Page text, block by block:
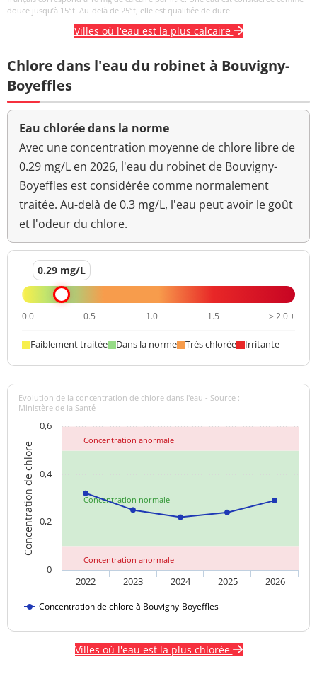
Température de l'eau 10,0 °C
Titre hydrotimétrique 29,27 °f
Turbidité
néphélométrique NFU
<=2 NFU
douce jusqu’à 15°f. Au-delà de 25°f, elle est qualifiée de dure.
Villes où l'eau est la plus calcaire
Chlore dans l'eau du robinet à Bouvigny-
Boyeffles
Eau chlorée dans la norme
Avec une concentration moyenne de chlore libre de
0.29 mg/L en 2026, l'eau du robinet de Bouvigny-
Boyeffles est considérée comme normalement
traitée. Au-delà de 0.3 mg/L, l'eau peut avoir le goût
et l'odeur du chlore.
0.29 mg/L
0.0 0.5 1.0 1.5 > 2.0 +
Faiblement traitée Dans la norme Très chlorée Irritante
Concentration normale
Concentration anormale
Concentration anormale
Concentration de chlore
Evolution de la concentration de chlore dans l'eau - Source :
Ministère de la Santé
Concentration de chlore à Bouvigny-Boyeffles
2022 2023 2024 2025 2026
0
0,2
0,4
0,6
Villes où l'eau est la plus chlorée